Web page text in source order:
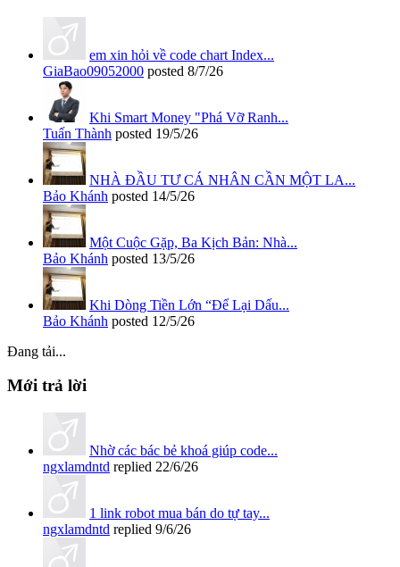
em xin hỏi về code chart Index...
GiaBao09052000 posted 8/7/26
Khi Smart Money "Phá Vỡ Ranh...
Tuấn Thành posted 19/5/26
NHÀ ĐẦU TƯ CÁ NHÂN CẦN MỘT LA...
Bảo Khánh posted 14/5/26
Một Cuộc Gặp, Ba Kịch Bản: Nhà...
Bảo Khánh posted 13/5/26
Khi Dòng Tiền Lớn “Để Lại Dấu...
Bảo Khánh posted 12/5/26
Đang tải...
Mới trả lời
Nhờ các bác bẻ khoá giúp code...
ngxlamdntd replied 22/6/26
1 link robot mua bán do tự tay...
ngxlamdntd replied 9/6/26